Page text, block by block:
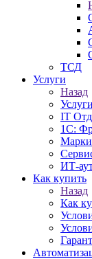
ТСД
Услуги
Назад
Услуги
IT
1С:
ИТ-
Как купить
Назад
Как